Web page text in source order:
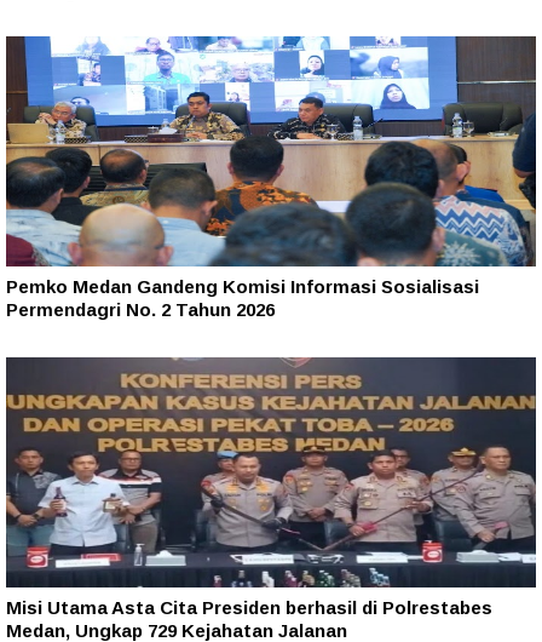
Pemko Medan Gandeng Komisi Informasi Sosialisasi
Permendagri No. 2 Tahun 2026
Misi Utama Asta Cita Presiden berhasil di Polrestabes
Medan, Ungkap 729 Kejahatan Jalanan